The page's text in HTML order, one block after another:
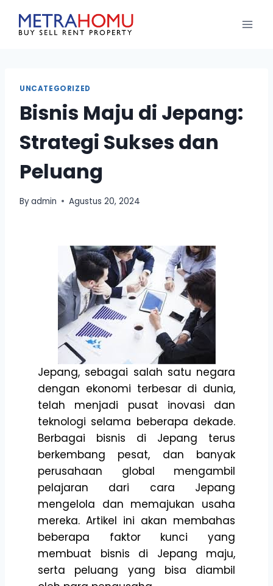
UNCATEGORIZED
Bisnis Maju di Jepang:
Strategi Sukses dan
Peluang
Byadmin Agustus 20, 2024
Jepang, sebagai salah satu negara
dengan ekonomi terbesar di dunia,
telah menjadi pusat inovasi dan
teknologi selama beberapa dekade.
Berbagai bisnis di Jepang terus
berkembang pesat, dan banyak
perusahaan global mengambil
pelajaran dari cara Jepang
mengelola dan memajukan usaha
mereka. Artikel ini akan membahas
beberapa faktor kunci yang
membuat bisnis di Jepang maju,
serta peluang yang bisa diambil